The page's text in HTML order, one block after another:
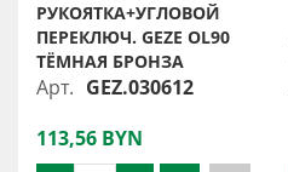
РУКОЯТКА+УГЛОВОЙ
ПЕРЕКЛЮЧ. GEZE OL90
ТЁМНАЯ БРОНЗА
Арт. GEZ.030612
113,56 BYN